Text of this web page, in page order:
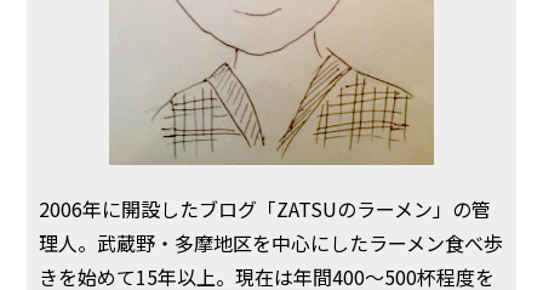
2006年に開設したブログ「ZATSUのラーメン」の管
理人。武蔵野・多摩地区を中心にしたラーメン食べ歩
きを始めて15年以上。現在は年間400〜500杯程度を